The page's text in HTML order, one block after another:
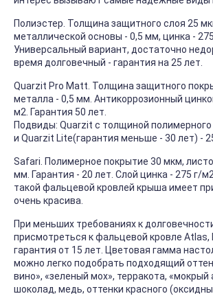
Полиэстер. Толщина защитного слоя 25
металлической основы - 0,5 мм, цинка -
Универсальный вариант, достаточно
время долговечный - гарантия на 25 лет.
Quarzit Pro Matt. Толщина защитного
металла - 0,5 мм. Антикоррозионный
м2. Гарантия 50 лет.
Подвиды: Quarzit с толщиной
и Quarzit Lite(гарантия меньше - 30 лет) -
Safari. Полимерное покрытие 30 мкм,
мм. Гарантия - 20 лет. Слой цинка - 275 г/
такой фальцевой кровлей крыша имеет
очень красива.
При меньших требованиях к
присмотреться к фальцевой кровле Atlas,
гарантия от 15 лет. Цветовая гамма
можно легко подобрать подходящий
вино», «зеленый мох», терракота, «мокрый
шоколад, медь, оттенки красного